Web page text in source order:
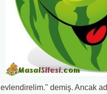
evlendirelim." demiş. Ancak